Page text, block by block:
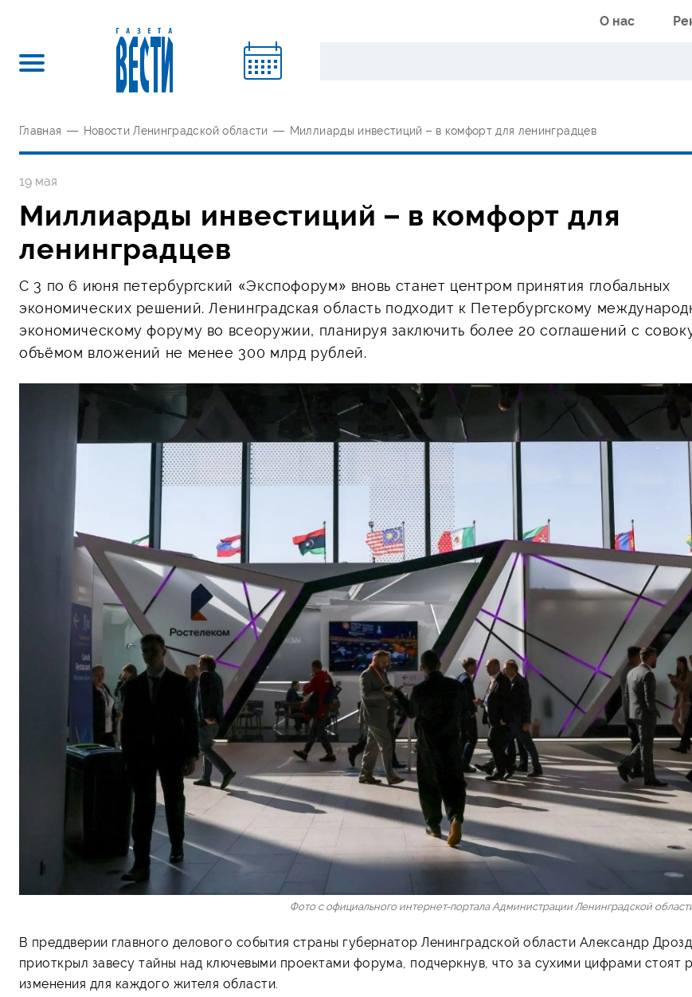
О нас
Главная — Новости Ленинградской области — Миллиарды инвестиций – в комфорт для ленинградцев
19 мая
Миллиарды инвестиций – в комфорт для
ленинградцев
С 3 по 6 июня петербургский «Экспофорум» вновь станет центром принятия глобальных
экономических решений. Ленинградская область подходит к Петербургскому
экономическому форуму во всеоружии, планируя заключить более 20 соглашений с
объёмом вложений не менее 300 млрд рублей.
Фото с официального интернет-портала Администрации Ленинградской
В преддверии главного делового события страны губернатор Ленинградской области Александр
приоткрыл завесу тайны над ключевыми проектами форума, подчеркнув, что за сухими цифрами стоят
изменения для каждого жителя области.